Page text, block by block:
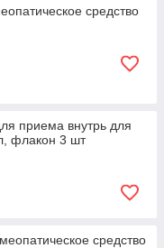
средство
приема внутрь для
флакон 3 шт
средство